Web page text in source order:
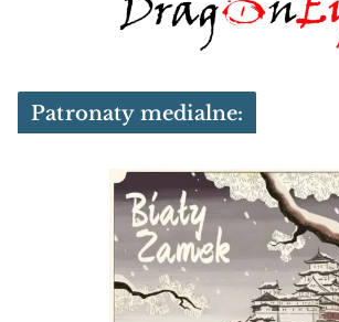
Patronaty medialne: